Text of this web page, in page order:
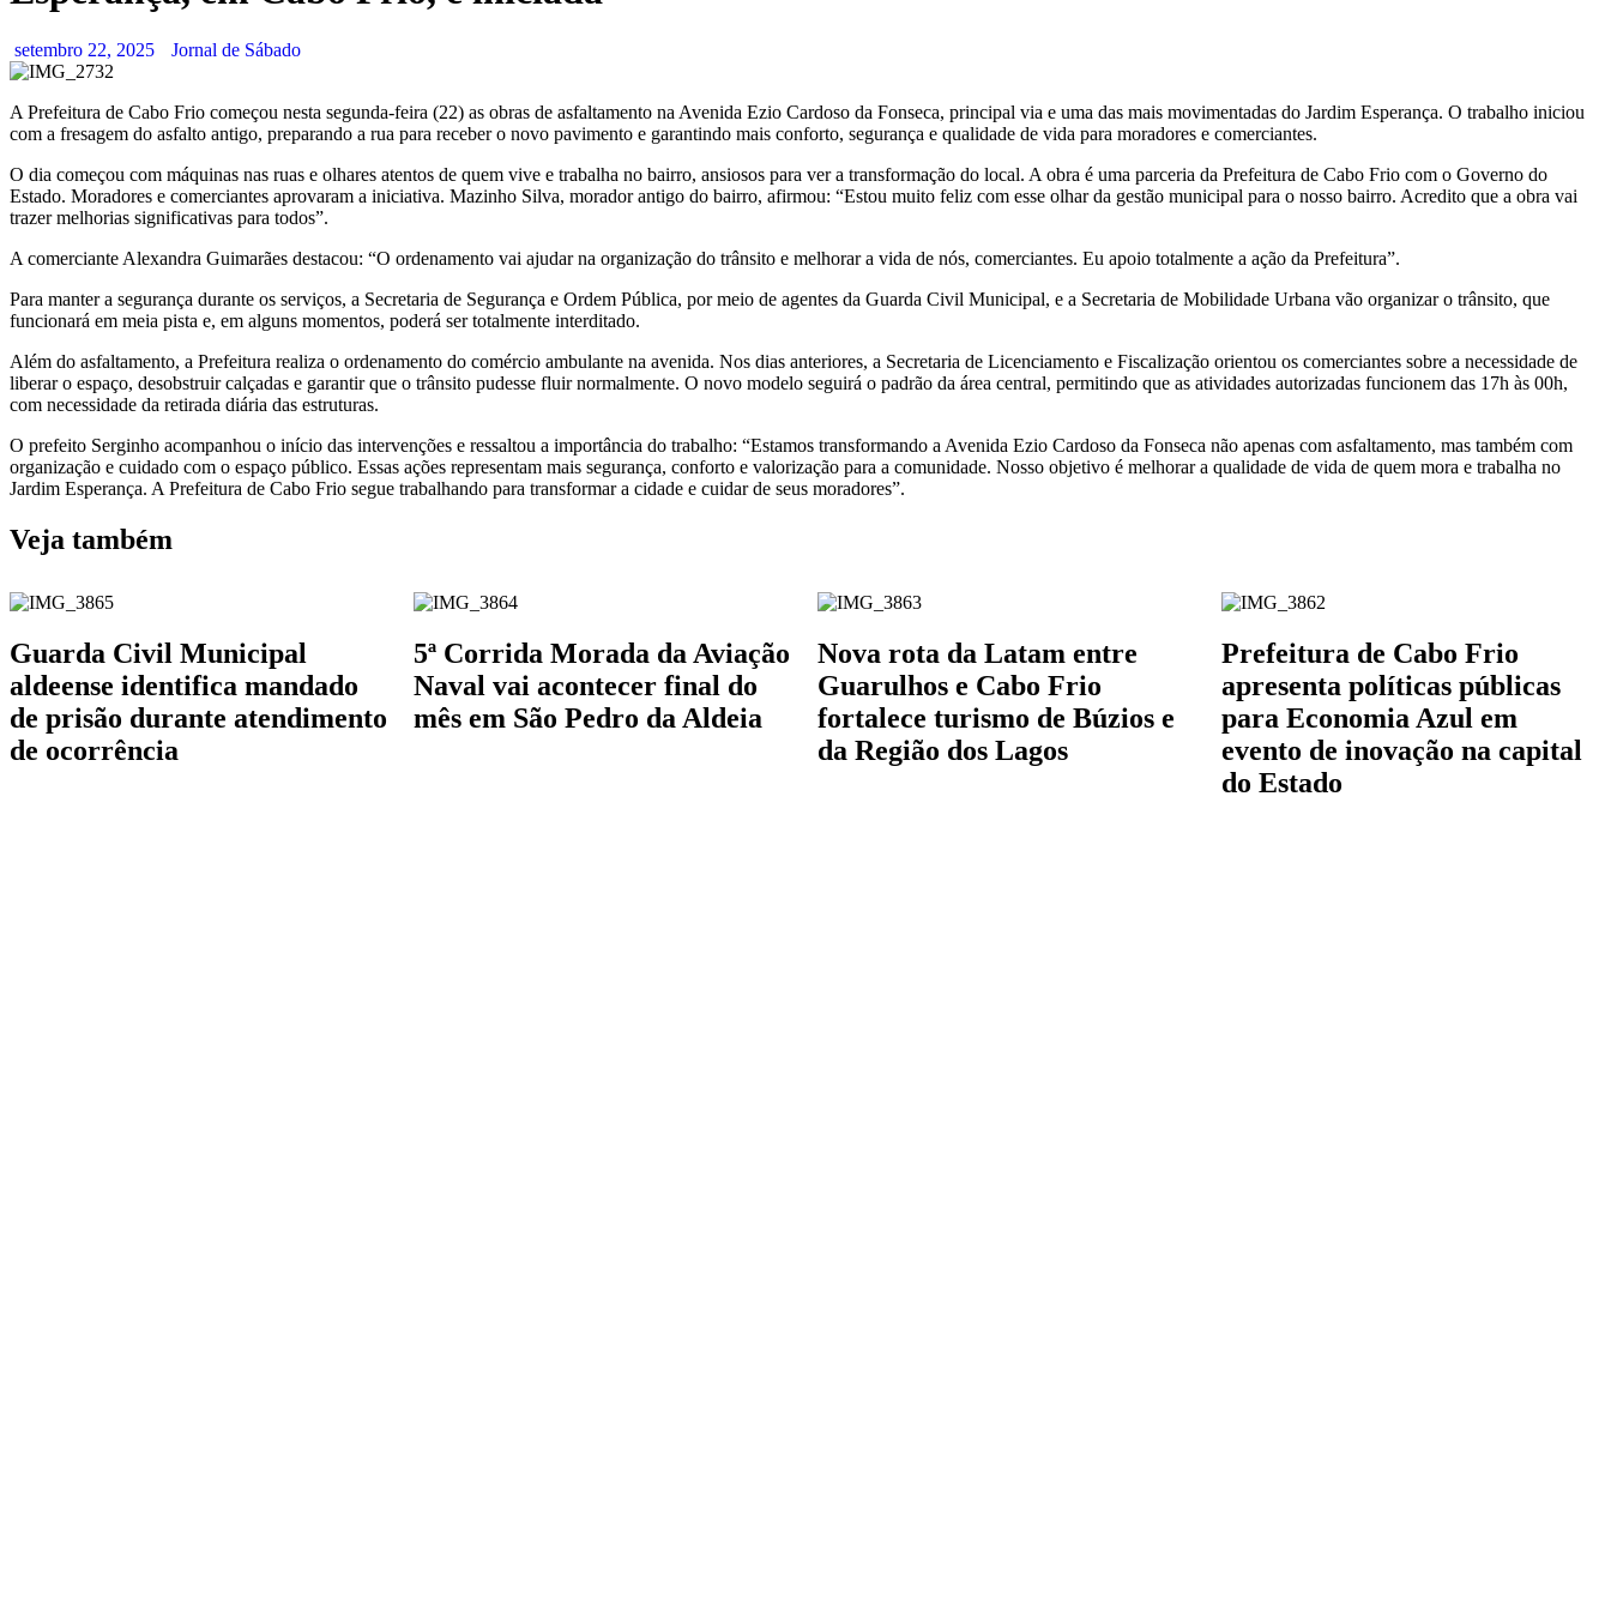
setembro 22, 2025 Jornal de Sábado
A Prefeitura de Cabo Frio começou nesta segunda-feira (22) as obras de asfaltamento na Avenida Ezio Cardoso da Fonseca, principal via e uma das mais movimentadas do Jardim Esperança. O trabalho iniciou
com a fresagem do asfalto antigo, preparando a rua para receber o novo pavimento e garantindo mais conforto, segurança e qualidade de vida para moradores e comerciantes.
O dia começou com máquinas nas ruas e olhares atentos de quem vive e trabalha no bairro, ansiosos para ver a transformação do local. A obra é uma parceria da Prefeitura de Cabo Frio com o Governo do
Estado. Moradores e comerciantes aprovaram a iniciativa. Mazinho Silva, morador antigo do bairro, afirmou: “Estou muito feliz com esse olhar da gestão municipal para o nosso bairro. Acredito que a obra vai
trazer melhorias significativas para todos”.
A comerciante Alexandra Guimarães destacou: “O ordenamento vai ajudar na organização do trânsito e melhorar a vida de nós, comerciantes. Eu apoio totalmente a ação da Prefeitura”.
Para manter a segurança durante os serviços, a Secretaria de Segurança e Ordem Pública, por meio de agentes da Guarda Civil Municipal, e a Secretaria de Mobilidade Urbana vão organizar o trânsito, que
funcionará em meia pista e, em alguns momentos, poderá ser totalmente interditado.
Além do asfaltamento, a Prefeitura realiza o ordenamento do comércio ambulante na avenida. Nos dias anteriores, a Secretaria de Licenciamento e Fiscalização orientou os comerciantes sobre a necessidade de
liberar o espaço, desobstruir calçadas e garantir que o trânsito pudesse fluir normalmente. O novo modelo seguirá o padrão da área central, permitindo que as atividades autorizadas funcionem das 17h às 00h,
com necessidade da retirada diária das estruturas.
O prefeito Serginho acompanhou o início das intervenções e ressaltou a importância do trabalho: “Estamos transformando a Avenida Ezio Cardoso da Fonseca não apenas com asfaltamento, mas também com
organização e cuidado com o espaço público. Essas ações representam mais segurança, conforto e valorização para a comunidade. Nosso objetivo é melhorar a qualidade de vida de quem mora e trabalha no
Jardim Esperança. A Prefeitura de Cabo Frio segue trabalhando para transformar a cidade e cuidar de seus moradores”.
Veja também
Guarda Civil Municipal
aldeense identifica mandado
de prisão durante atendimento
de ocorrência
5ª Corrida Morada da Aviação
Naval vai acontecer final do
mês em São Pedro da Aldeia
Nova rota da Latam entre
Guarulhos e Cabo Frio
fortalece turismo de Búzios e
da Região dos Lagos
Prefeitura de Cabo Frio
apresenta políticas públicas
para Economia Azul em
evento de inovação na capital
do Estado